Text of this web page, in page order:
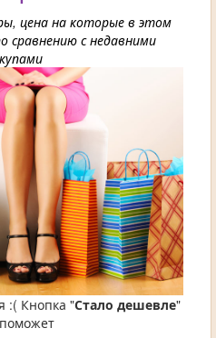
цена на которые в этом
сравнению с недавними
:( Кнопка "Стало дешевле"